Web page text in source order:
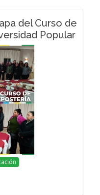
del Curso de
Popular